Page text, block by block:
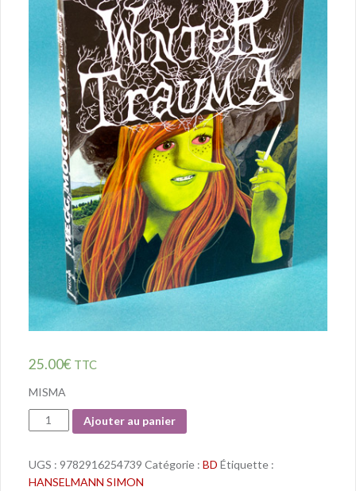
25.00€ TTC
MISMA
Quantité
Ajouter au panier
UGS : 9782916254739 Catégorie : BD Étiquette :
HANSELMANN SIMON